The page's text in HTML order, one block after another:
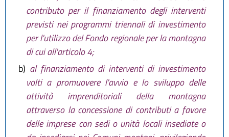
contributo per il finanziamento degli interventi
previsti nei programmi triennali di investimento
per l'utilizzo del Fondo regionale per la montagna
di cui all'articolo 4;
b) al finanziamento di interventi di investimento
volti a promuovere l'avvio e lo sviluppo delle
attività imprenditoriali della montagna
attraverso la concessione di contributi a favore
delle imprese con sedi o unità locali insediate o